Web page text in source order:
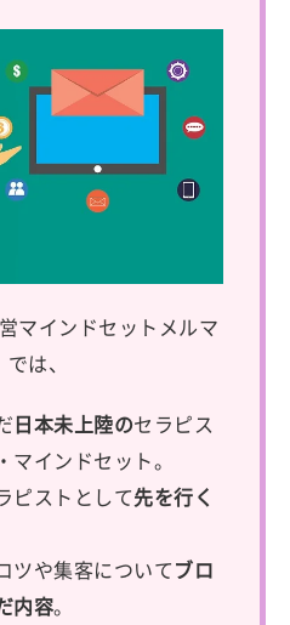
マインドセットメルマ
は、
日本未上陸のセラピス
マインドセット。
ピストとして先を行く
ツや集客についてブロ
内容。